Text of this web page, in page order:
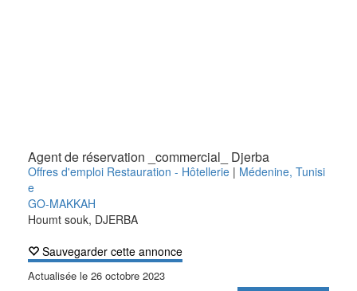
Agent de réservation _commercial_ Djerba
Offres d'emploi Restauration - Hôtellerie | Médenine, Tunisi
e
GO-MAKKAH
Houmt souk, DJERBA
Sauvegarder cette annonce
Actualisée le 26 octobre 2023